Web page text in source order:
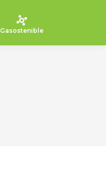
Gasostenible